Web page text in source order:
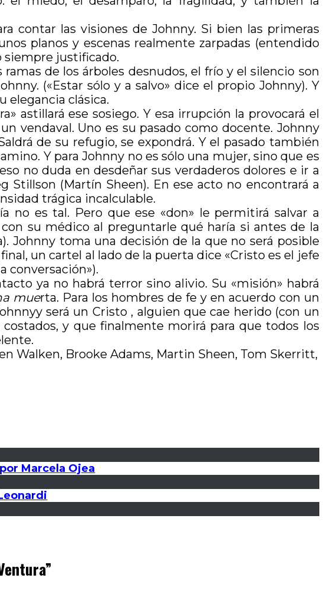
contar las visiones de Johnny. Si bien las primeras
planos y escenas realmente zarpadas (entendido
siempre justificado.
de los árboles desnudos, el frío y el silencio son
(«Estar sólo y a salvo» dice el propio Johnny). Y
elegancia clásica.
astillará ese sosiego. Y esa irrupción la provocará el
vendaval. Uno es su pasado como docente. Johnny
de su refugio, se expondrá. Y el pasado también
Y para Johnny no es sólo una mujer, sino que es
no duda en desdeñar sus verdaderos dolores e ir a
(Martín Sheen). En ese acto no encontrará a
trágica incalculable.
no es tal. Pero que ese «don» le permitirá salvar a
su médico al preguntarle qué haría si antes de la
Johnny toma una decisión de la que no será posible
un cartel al lado de la puerta dice «Cristo es el jefe
conversación»).
ya no habrá terror sino alivio. Su «misión» habrá
muerta. Para los hombres de fe y en acuerdo con un
será un Cristo , alguien que cae herido (con un
y que finalmente morirá para que todos los
Walken, Brooke Adams, Martin Sheen, Tom Skerritt,
Marcela Ojea
”